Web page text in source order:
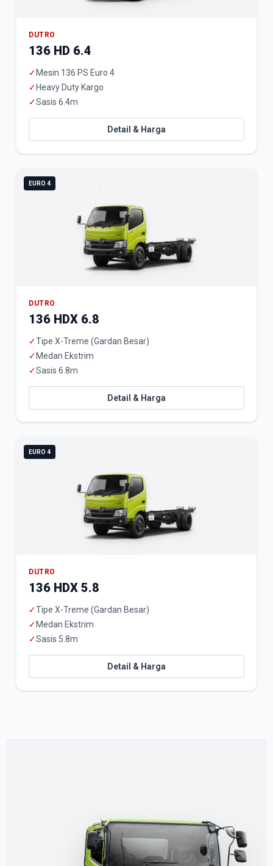
DUTRO
136 HD 6.4
✓ Mesin 136 PS Euro 4
✓ Heavy Duty Kargo
✓Sasis 6.4m
Detail & Harga
EURO 4
DUTRO
136 HDX 6.8
✓Tipe X-Treme (Gardan Besar)
✓ Medan Ekstrim
✓Sasis 6.8m
Detail & Harga
EURO 4
DUTRO
136 HDX 5.8
✓Tipe X-Treme (Gardan Besar)
✓ Medan Ekstrim
✓Sasis 5.8m
Detail & Harga